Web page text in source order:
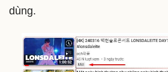
dùng.